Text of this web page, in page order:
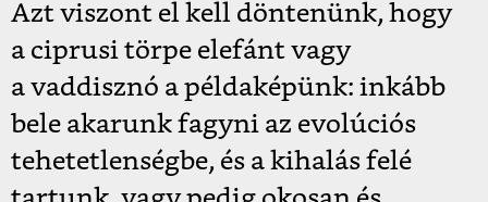
Azt viszont el kell döntenünk, hogy
a ciprusi törpe elefánt vagy
a vaddisznó a példaképünk: inkább
bele akarunk fagyni az evolúciós
tehetetlenségbe, és a kihalás felé